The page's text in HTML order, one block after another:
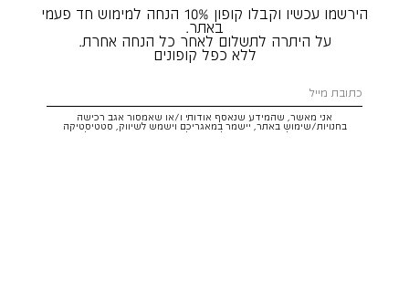
הירשמו עכשיו וקבלו קופון 10% הנחה למימוש חד פעמי
באתר.
על היתרה לתשלום לאחר כל הנחה אחרת.
ללא כפל קופונים
אני מאשר, שהמידע שנאסף אודותי ו/או שאמסור אגב רכישה
בחנויות/שימוש באתר, יישמר במאגריכם וישמש לשיווק, סטטיסטיקה
והתאמת הטבות לצרכיי, בהתאם
לתקנון ולמדיניות הפרטיות
. ידוע לי שזכותי